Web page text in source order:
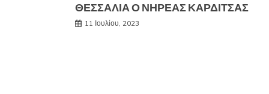
ΘΕΣΣΑΛΊΑ Ο ΝΗΡΈΑΣ ΚΑΡΔΊΤΣΑΣ
11 Ιουλίου, 2023